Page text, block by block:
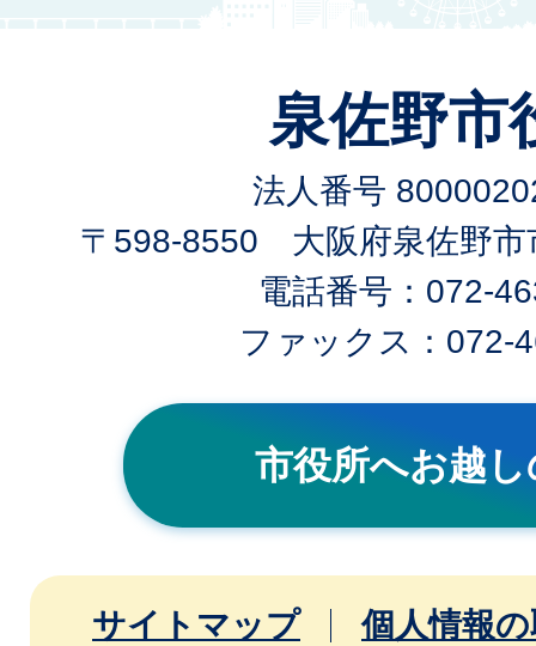
泉佐野市
法人番号
〒598-8550 大阪府泉佐野市
電話番号：072-
ファックス：072-
市役所へお越
サイトマップ
個人情報